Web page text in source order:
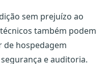
sem prejuízo ao
também podem
de hospedagem
e auditoria.